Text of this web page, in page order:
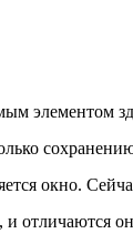
Комплекс
общая
квартир,
элементом
окно.
и отличаются